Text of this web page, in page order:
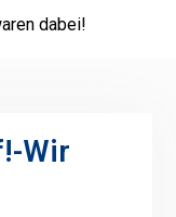
dabei!
Wir